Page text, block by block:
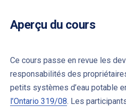
Aperçu du cours
Ce cours passe en revue les
responsabilités des
petits systèmes d’eau potable
l’Ontario 319/08. Les